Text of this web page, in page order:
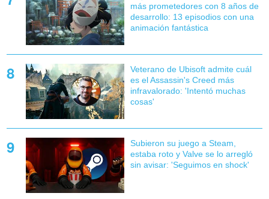
más prometedores con 8 años de
desarrollo: 13 episodios con una
animación fantástica
Veterano de Ubisoft admite cuál
es el Assassin's Creed más
infravalorado: 'Intentó muchas
cosas'
Subieron su juego a Steam,
estaba roto y Valve se lo arregló
sin avisar: 'Seguimos en shock'